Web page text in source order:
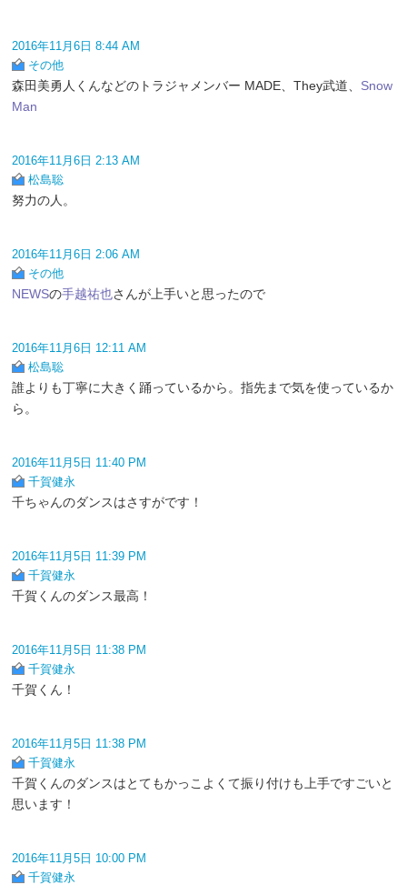
2016年11月6日 8:44 AM
その他
森田美勇人くんなどのトラジャメンバー MADE、They武道、 Snow
Man
2016年11月6日 2:13 AM
松島聡
努力の人。
2016年11月6日 2:06 AM
その他
NEWSの手越祐也さんが上手いと思ったので
2016年11月6日 12:11 AM
松島聡
誰よりも丁寧に大きく踊っているから。指先まで気を使っているか
ら。
2016年11月5日 11:40 PM
千賀健永
千ちゃんのダンスはさすがです！
2016年11月5日 11:39 PM
千賀健永
千賀くんのダンス最高！
2016年11月5日 11:38 PM
千賀健永
千賀くん！
2016年11月5日 11:38 PM
千賀健永
千賀くんのダンスはとてもかっこよくて振り付けも上手ですごいと
思います！
2016年11月5日 10:00 PM
千賀健永